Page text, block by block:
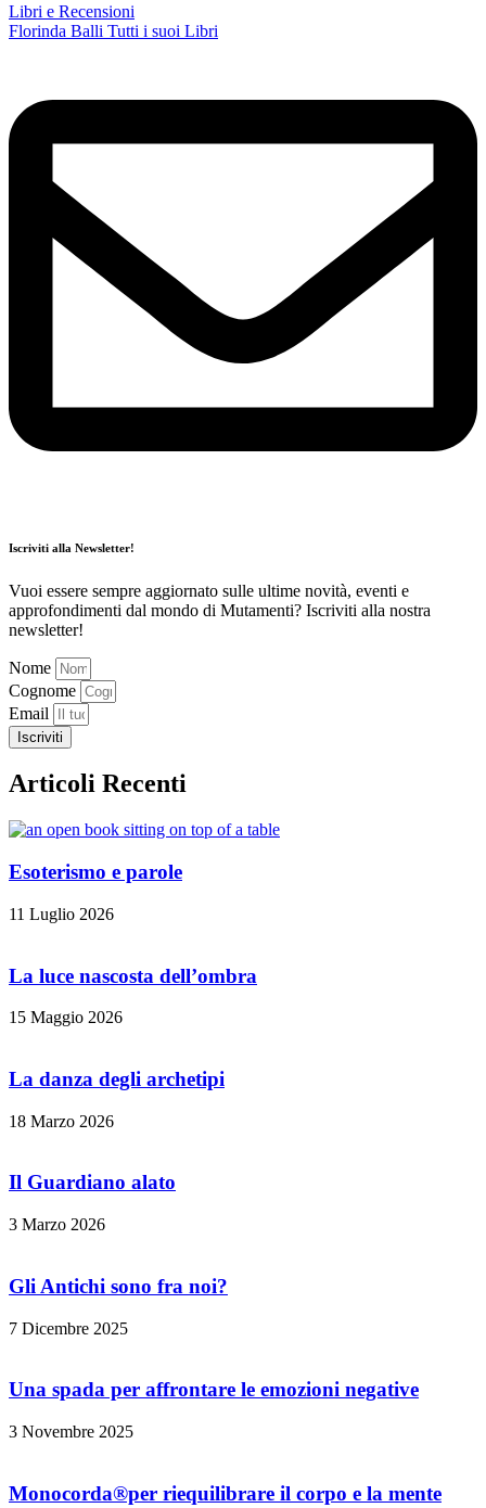
Libri e Recensioni
Florinda Balli Tutti i suoi Libri
Iscriviti alla Newsletter!
Vuoi essere sempre aggiornato sulle ultime novità, eventi e
approfondimenti dal mondo di Mutamenti? Iscriviti alla nostra
newsletter!
Nome
Cognome
Email
Iscriviti
Articoli Recenti
Esoterismo e parole
11 Luglio 2026
La luce nascosta dell’ombra
15 Maggio 2026
La danza degli archetipi
18 Marzo 2026
Il Guardiano alato
3 Marzo 2026
Gli Antichi sono fra noi?
7 Dicembre 2025
Una spada per affrontare le emozioni negative
3 Novembre 2025
Monocorda®per riequilibrare il corpo e la mente